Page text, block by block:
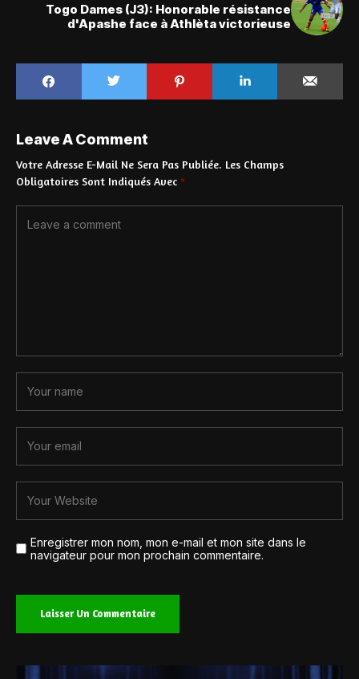
Togo Dames (J3): Honorable résistance
d'Apashe face à Athlèta victorieuse
Leave A Comment
Votre Adresse E-Mail Ne Sera Pas Publiée. Les Champs
Obligatoires Sont Indiqués Avec *
Enregistrer mon nom, mon e-mail et mon site dans le
navigateur pour mon prochain commentaire.